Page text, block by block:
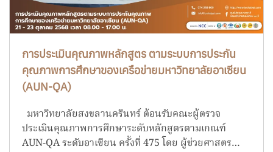
การประเมินคุณภาพหลักสูตร ตามระบบการประกัน
คุณภาพการศึกษาของเครือข่ายมหาวิทยาลัยอาเซียน
(AUN-QA)
มหาวิทยาลัยสงขลานครินทร์ ต้อนรับคณะผู้ตรวจ
ประเมินคุณภาพการศึกษาระดับหลักสูตรตามเกณฑ์
AUN-QA ระดับอาเซียน ครั้งที่ 475 โดย ผู้ช่วยศาสตร…